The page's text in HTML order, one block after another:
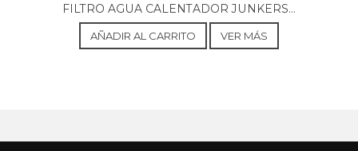
FILTRO AGUA CALENTADOR JUNKERS...
AÑADIR AL CARRITO VER MÁS